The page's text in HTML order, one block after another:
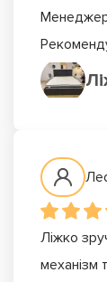
Ліжко
механізм